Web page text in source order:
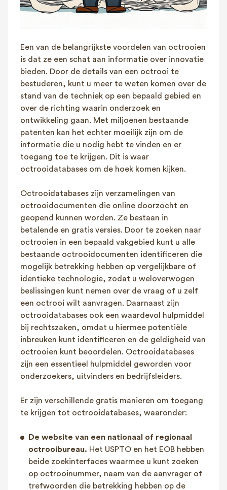
Een van de belangrijkste voordelen van octrooien
is dat ze een schat aan informatie over innovatie
bieden. Door de details van een octrooi te
bestuderen, kunt u meer te weten komen over de
stand van de techniek op een bepaald gebied en
over de richting waarin onderzoek en
ontwikkeling gaan. Met miljoenen bestaande
patenten kan het echter moeilijk zijn om de
informatie die u nodig hebt te vinden en er
toegang toe te krijgen. Dit is waar
octrooidatabases om de hoek komen kijken.
Octrooidatabases zijn verzamelingen van
octrooidocumenten die online doorzocht en
geopend kunnen worden. Ze bestaan in
betalende en gratis versies. Door te zoeken naar
octrooien in een bepaald vakgebied kunt u alle
bestaande octrooidocumenten identificeren die
mogelijk betrekking hebben op vergelijkbare of
identieke technologie, zodat u weloverwogen
beslissingen kunt nemen over de vraag of u zelf
een octrooi wilt aanvragen. Daarnaast zijn
octrooidatabases ook een waardevol hulpmiddel
bij rechtszaken, omdat u hiermee potentiële
inbreuken kunt identificeren en de geldigheid van
octrooien kunt beoordelen. Octrooidatabases
zijn een essentieel hulpmiddel geworden voor
onderzoekers, uitvinders en bedrijfsleiders.
Er zijn verschillende gratis manieren om toegang
te krijgen tot octrooidatabases, waaronder:
De website van een nationaal of regionaal
octrooibureau. Het USPTO en het EOB hebben
beide zoekinterfaces waarmee u kunt zoeken
op octrooinummer, naam van de aanvrager of
trefwoorden die betrekking hebben op de